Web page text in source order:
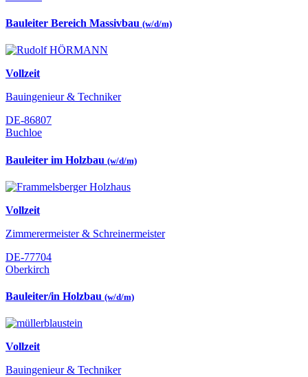
Bauleiter Bereich Massivbau (w/d/m)
Vollzeit
Bauingenieur & Techniker
DE-86807
Buchloe
Bauleiter im Holzbau (w/d/m)
Vollzeit
Zimmerermeister & Schreinermeister
DE-77704
Oberkirch
Bauleiter/in Holzbau (w/d/m)
Vollzeit
Bauingenieur & Techniker